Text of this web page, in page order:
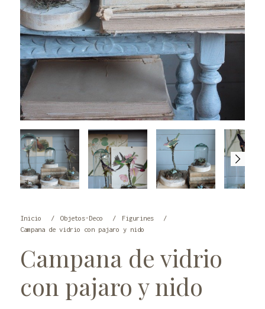
Inicio Objetos-Deco
Figurines
Campana de vidrio con pajaro y nido
Campana de vidrio
con pajaro y nido